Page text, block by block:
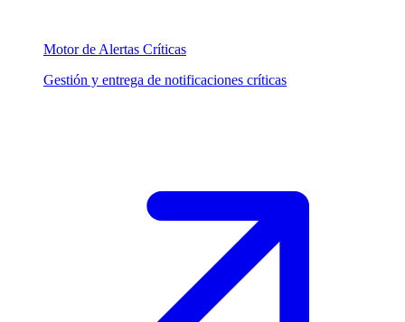
Motor de Alertas Críticas
Gestión y entrega de notificaciones críticas